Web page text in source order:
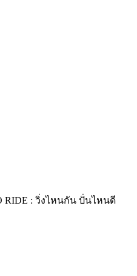
RIDE : วิ่งไหนกัน ปั่นไหนดี